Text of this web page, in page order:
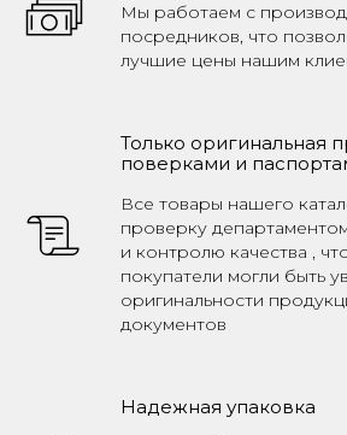
Мы работаем с
посредников, что
лучшие цены нашим
Только оригинальная
поверками и
Все товары нашего
проверку
и контролю качества ,
покупатели могли быть
оригинальности
документов
Надежная упаковка